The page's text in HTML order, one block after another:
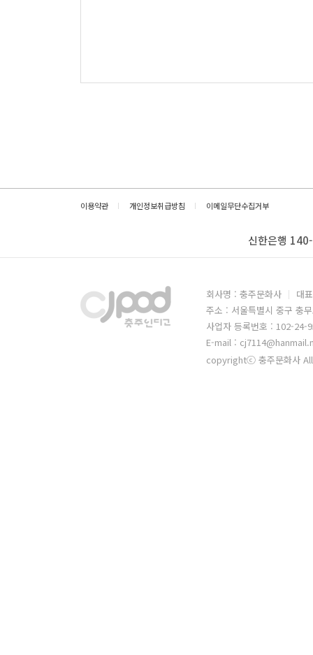
이용약관 개인정보취급방침 이메일무단수집거부
신한은행
회사명 : 충주문화사
대
주소 : 서울특별시 중구 충
사업자 등록번호 : 102-24-
E-mail :
copyrightⓒ 충주문화사